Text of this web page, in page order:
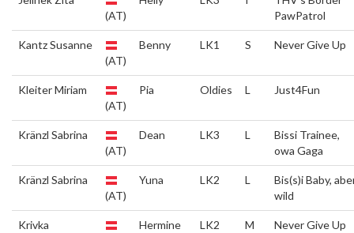
(AT)
PawPatrol
Kantz Susanne
(AT)
Benny LK1 S Never Give Up
Kleiter Miriam
(AT)
Pia Oldies L Just4Fun
Kränzl Sabrina
(AT)
Dean LK3 L
Bissi Trainee,
owa Gaga
Kränzl Sabrina
(AT)
Yuna LK2 L
Bis(s)i Baby,
wild
Krivka
Hermine LK2 M Never Give Up